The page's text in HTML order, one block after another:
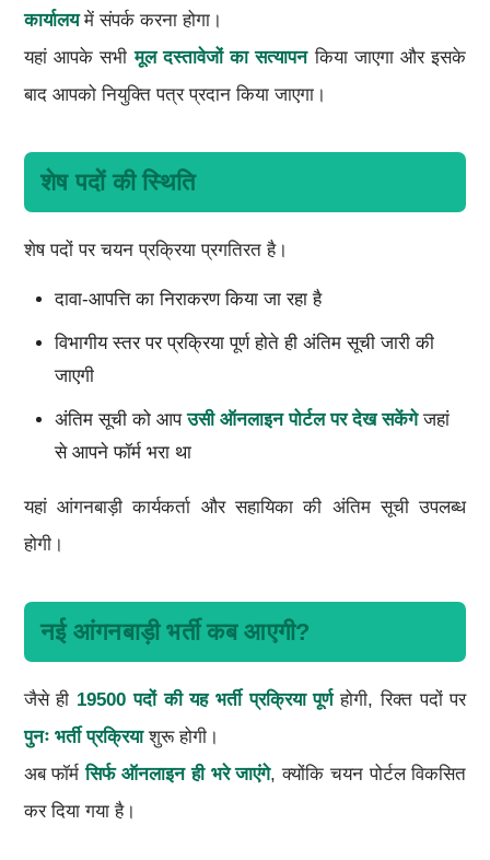
कार्यालयमें संपर्क करना होगा।
यहां आपके सभीमूल दस्तावेजों का सत्यापनकिया जाएगा और इसके
बाद आपको नियुक्ति पत्र प्रदान किया जाएगा।
शेष पदों की स्थिति
शेष पदों पर चयन प्रक्रिया प्रगतिरत है।
दावा-आपत्ति का निराकरण किया जा रहा है
विभागीय स्तर पर प्रक्रिया पूर्ण होते ही अंतिम सूची जारी की
जाएगी
अंतिम सूची को आपउसी ऑनलाइन पोर्टल पर देख सकेंगेजहां
से आपने फॉर्म भरा था
यहां आंगनबाड़ी कार्यकर्ता और सहायिका की अंतिम सूची उपलब्ध
होगी।
नई आंगनबाड़ी भर्ती कब आएगी?
जैसे ही 19500 पदों की यह भर्ती प्रक्रिया पूर्णहोगी, रिक्त पदों पर
पुनः भर्ती प्रक्रियाशुरू होगी।
अब फॉर्मसिर्फ ऑनलाइन ही भरे जाएंगे, क्योंकि चयन पोर्टल विकसित
कर दिया गया है।